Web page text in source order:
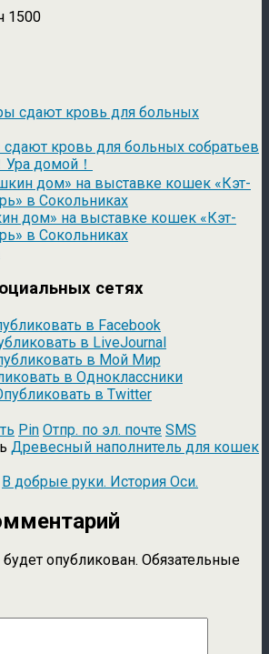
1500
кровь для больных собратьев
Ура домой！
дом» на выставке кошек «Кэт-
в Сокольниках
сетях
Pin Отпр. по эл. почте SMS
Древесный наполнитель для кошек
В добрые руки. История Оси.
опубликован. Обязательные